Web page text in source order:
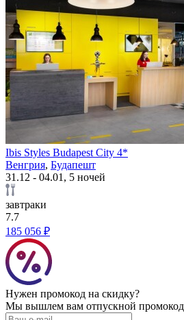
Ibis Styles Budapest City 4*
Венгрия, Будапешт
31.12 - 04.01, 5 ночей
завтраки
7.7
185 056 ₽
Нужен промокод на скидку?
Мы вышлем вам отпускной промокод